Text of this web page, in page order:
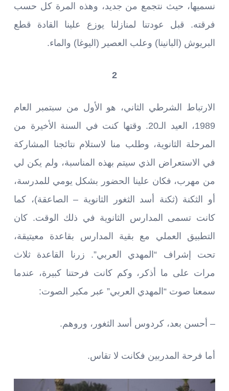
نسميها، حيث نتجمع من جديد، وهذه المرة كل حسب
فرقته. قبل عودتنا لمنازلنا يوزع علينا القادة قطع
البريوش (البانينا) وعلب العصير (اليوغا) والماء.
2
الارتباط الشرطي الثاني، هو الأول من سبتمبر العام
1989، العيد الـ20. وقتها كنت في السنة الأخيرة من
المرحلة الثانوية، وطلب منا لاستلام نتائجنا المشاركة
في الاستعراض الذي سيتم بهذه المناسبة، ولم يكن لي
من مهرب، فكان علينا الحضور بشكل يومي للمدرسة،
أو الثكنة (ثكنة أسد الثغور الثانوية – الصاعقة)، كما
كانت تسمى المدارس الثانوية في ذلك الوقت. كان
التطبيق العملي مع بقية المدارس بقاعدة معيتيقة،
تحت إشراف “المهدي العربي”. زرنا القاعدة ثلاث
مرات على ما أذكر، وكم كانت فرحتنا كبيرة، عندما
سمعنا صوت “المهدي العربي” عبر مكبر الصوت:
– أحسن بعد، كردوس أسد الثغور، وروهم.
أما فرحة المدربين فكانت لا تقاس.